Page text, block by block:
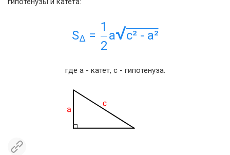
SΔ =
1
2
a√c² - a²
где a - катет, c - гипотенуза.